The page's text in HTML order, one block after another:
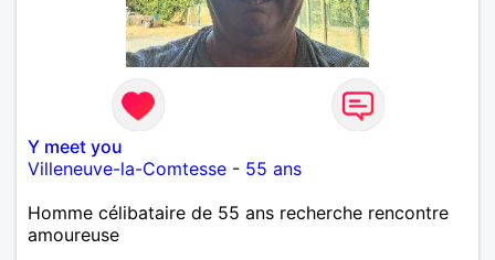
Y meet you
Villeneuve-la-Comtesse - 55 ans
Homme célibataire de 55 ans recherche rencontre
amoureuse